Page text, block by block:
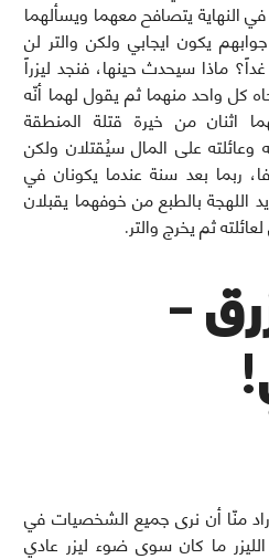
النهاية يتصافح معهما ويسألهما
يكون ايجابي ولكن والتر لن
ماذا سيحدث حينها، فنجد ليزراً
كل واحد منهما ثم يقول لهما أنّه
أجر بهما اثنان من خيرة قتلة المنطقة
وعائلته على المال سيُقتلان ولكن
ربما بعد سنة عندما يكونان في
اللهجة بالطبع من خوفهما يقبلان
ثم يخرج والتر.
–
منّا أن نرى جميع الشخصيات في
ما كان سوى ضوء ليزر عادي